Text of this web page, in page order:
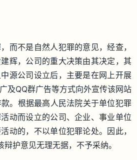
而不是自然人犯罪的意见，经查，
辉，公司的重大决策由其决定，其
源公司设立后，主要是在网上开展
及QQ群广告等方式向外宣传该网站
。根据最高人民法院关于单位犯罪
动而设立的公司、企业、事业单位
动的，不以单位犯罪论处。因此，
护意见无理无据，不予采纳。